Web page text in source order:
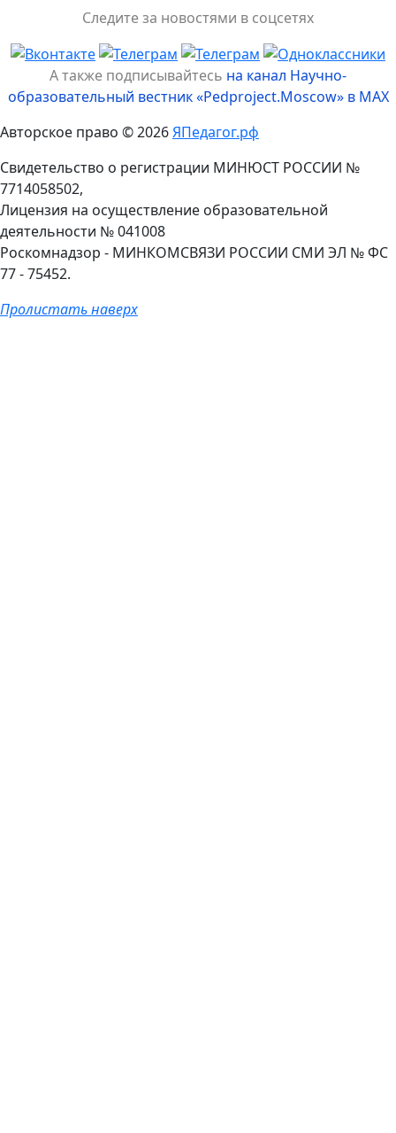
Следите за новостями в соцсетях
А также подписывайтесь на канал Научно-
образовательный вестник «Pedproject.Moscow» в MAX
Авторское право © 2026ЯПедагог.рф
Свидетельство о регистрации МИНЮСТ РОССИИ №
7714058502,
Лицензия на осуществление образовательной
деятельности № 041008
Роскомнадзор - МИНКОМСВЯЗИ РОССИИ СМИ ЭЛ № ФС
77 - 75452.
Пролистать наверх